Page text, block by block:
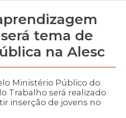
tema de
na Alesc
Ministério Público do
Trabalho será realizado
inserção de jovens no